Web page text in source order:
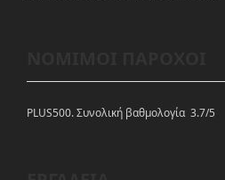
PLUS500. Συνολική βαθμολογία 3.7/5